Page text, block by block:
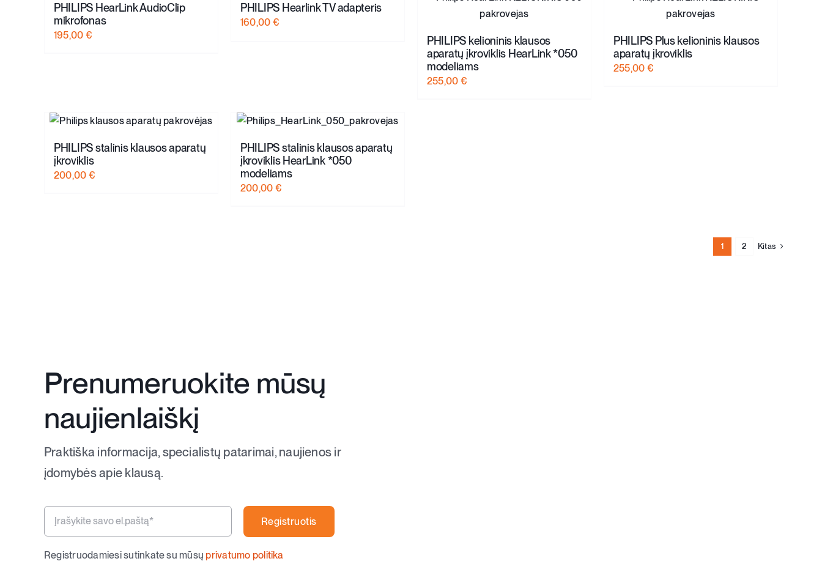
PHILIPS HearLink AudioClip
mikrofonas
195,00 €
PHILIPS Hearlink TV adapteris
160,00 €
PHILIPS kelioninis klausos
aparatų įkroviklis HearLink *050
modeliams
255,00 €
PHILIPS Plus kelioninis klausos
aparatų įkroviklis
255,00 €
PHILIPS stalinis klausos aparatų
įkroviklis
200,00 €
PHILIPS stalinis klausos aparatų
įkroviklis HearLink *050
modeliams
200,00 €
1 2 Kitas
Prenumeruokite mūsų
naujienlaiškį
Praktiška informacija, specialistų patarimai, naujienos ir
įdomybės apie klausą.
Registruotis
Registruodamiesi sutinkate su mūsųprivatumo politika